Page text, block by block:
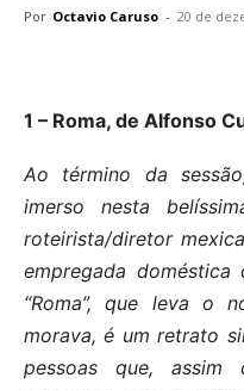
Por Octavio Caruso - 20 de
1 – Roma, de Alfonso
Ao término da
imerso nesta
roteirista/diretor
empregada
“Roma”, que leva o
morava, é um retrato
pessoas que,